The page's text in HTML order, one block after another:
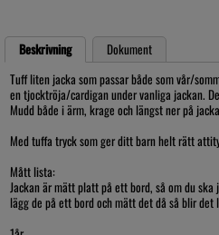
Beskrivning
Dokument
Tuff liten jacka som passar både som vår/
en tjocktröja/cardigan under vanliga jackan.
Mudd både i ärm, krage och längst ner på
Med tuffa tryck som ger ditt barn helt rätt
Mått lista:
Jackan är mätt platt på ett bord, så om du
lägg de på ett bord och mätt det då så blir